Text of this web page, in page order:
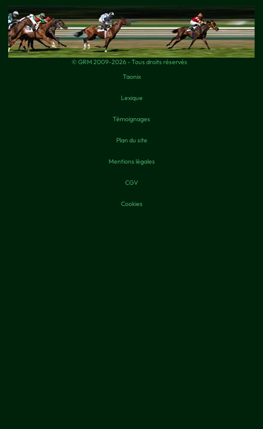
© GRM 2009-2026 - Tous droits réservés
Taonix
Lexique
Témoignages
Plan du site
Mentions légales
CGV
Cookies